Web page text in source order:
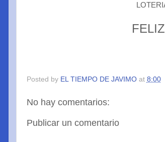
Posted by EL TIEMPO DE JAVIMO at 8:00
No hay comentarios:
Publicar un comentario